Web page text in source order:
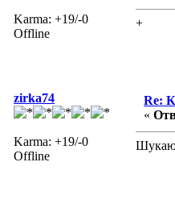
Karma: +19/-0
Offline
+
zirka74
Karma: +19/-0
Offline
Re:
«